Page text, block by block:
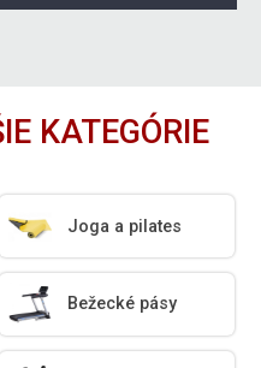
KATEGÓRIE
Joga a pilates
Bežecké pásy